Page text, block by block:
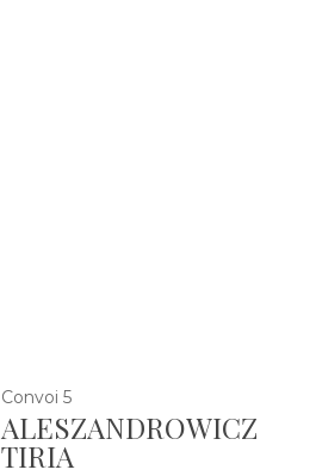
Convoi 5
ALESZANDROWICZ
TIRIA